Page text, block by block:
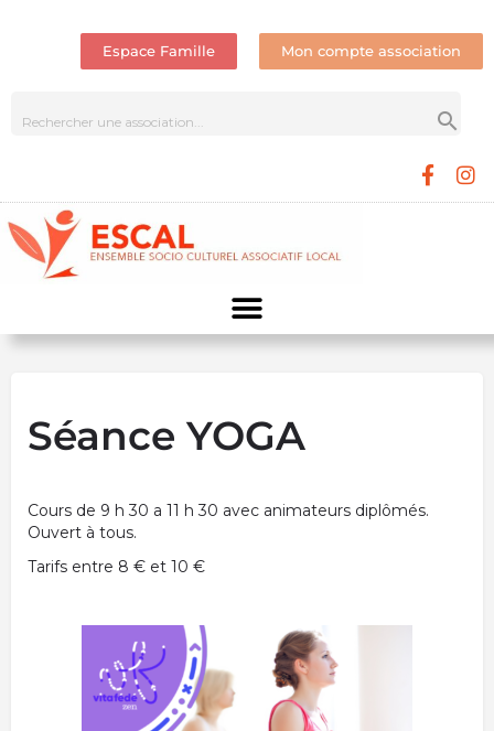
Espace Famille Mon compte association
Séance YOGA
Cours de 9 h 30 a 11 h 30 avec animateurs diplômés.
Ouvert à tous.
Tarifs entre 8 € et 10 €